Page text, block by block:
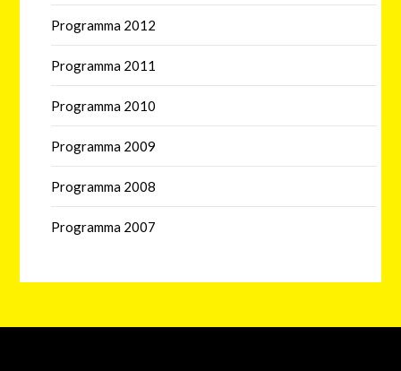
Programma 2012
Programma 2011
Programma 2010
Programma 2009
Programma 2008
Programma 2007